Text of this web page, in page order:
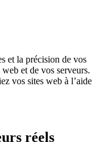
et la précision de vos
et de vos serveurs.
vos sites web à l’aide
réels